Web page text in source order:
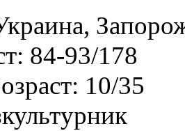
84-93/178
10/35